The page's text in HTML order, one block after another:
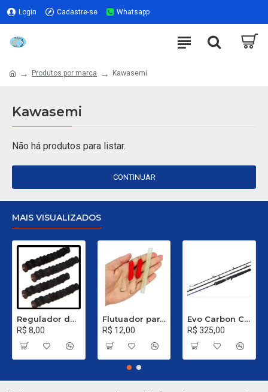
Login Cadastre-se Whatsapp
Produtos por marca Kawasemi
Kawasemi
Não há produtos para listar.
CONTINUAR
MAIS VISUALIZADOS
Regulador de Chumbada STOP Nº 1
R$ 8,00
Flutuador para Salsicha Nº 9
R$ 12,00
Evo Carbon C 661 XH - 40 a 80 Libras
R$ 325,00